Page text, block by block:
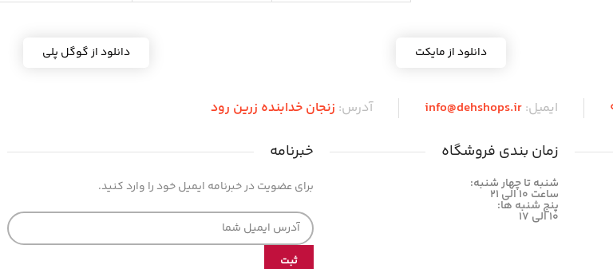
دانلود از مایکت دانلود از گوگل پلی
ایمیل:info@dehshops.ir آدرس: زنجان خدابنده زرین رود
زمان بندی فروشگاه
شنبه تا چهار شنبه:
ساعت ۱۰ الی ۲۱
پنج شنبه ها:
۱۰ الی ۱۷
خبرنامه
برای عضویت در خبرنامه ایمیل خود را وارد کنید.